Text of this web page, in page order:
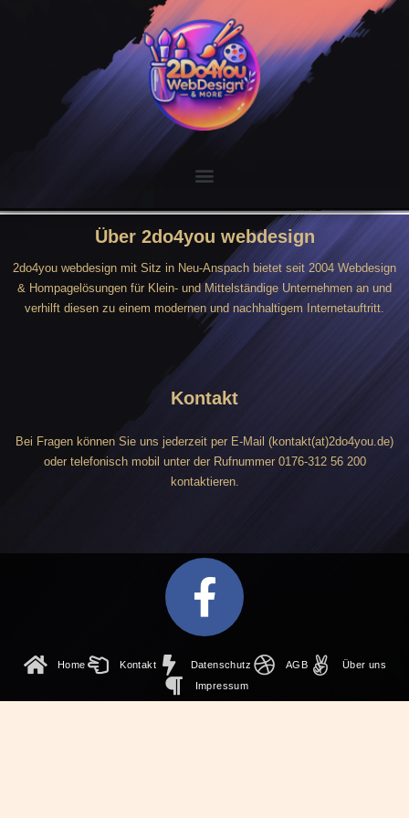
Über 2do4you webdesign
2do4you webdesign mit Sitz in Neu-Anspach bietet seit 2004 Webdesign
& Hompagelösungen für Klein- und Mittelständige Unternehmen an und
verhilft diesen zu einem modernen und nachhaltigem Internetauftritt.
Kontakt
Bei Fragen können Sie uns jederzeit per E-Mail (kontakt(at)2do4you.de)
oder telefonisch mobil unter der Rufnummer 0176-312 56 200
kontaktieren.
F
a
c
e
Home Kontakt Datenschutz AGB
Über uns
Impressum